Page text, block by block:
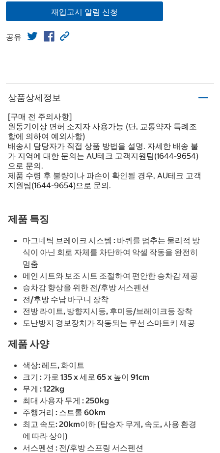
재입고시 알림 신청
공유
상품상세정보
[구매 전 주의사항]
원동기이상 면허 소지자 사용가능 (단, 교통약자 특례조
항에 의하여 예외사항)
배송시 담당자가 직접 상품 방법을 설명. 자세한 배송 불
가 지역에 대한 문의는 AU테크 고객지원팀(1644-9654)
으로 문의.
제품 수령 후 불량이나 파손이 확인될 경우, AU테크 고객
지원팀(1644-9654)으로 문의.
제품 특징
마그네틱 브레이크 시스템 : 바퀴를 멈추는 물리적 방
식이 아닌 회로 자체를 차단하여 악셀 작동을 완전히
멈춤
메인 시트와 보조 시트 조절하여 편안한 승차감 제공
승차감 향상을 위한 전/후방 서스펜션
전/후방 수납 바구니 장착
전방 라이트, 방향지시등, 후미등/브레이크등 장착
도난방지 경보장치가 작동되는 무선 스마트키 제공
제품 사양
색상: 레드, 화이트
크기 : 가로 135 x 세로 65 x 높이 91cm
무게 : 122kg
최대 사용자 무게 : 250kg
주행거리 : 스트롤 60km
최고 속도: 20km이하 (탑승자 무게, 속도, 사용 환경
에 따라 상이)
서스펜션 : 전/후방 스프링 서스펜션